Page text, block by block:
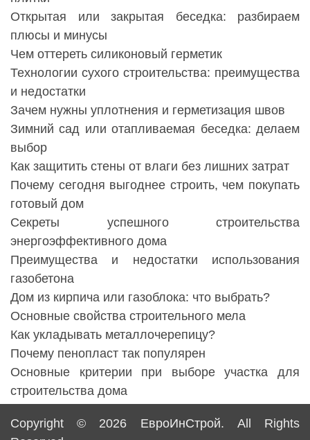
Открытая или закрытая беседка: разбираем
плюсы и минусы
Чем оттереть силиконовый герметик
Технологии сухого строительства: преимущества
и недостатки
Зачем нужны уплотнения и герметизация швов
Зимний сад или отапливаемая беседка: делаем
выбор
Как защитить стены от влаги без лишних затрат
Почему сегодня выгоднее строить, чем покупать
готовый дом
Секреты успешного строительства
энергоэффективного дома
Преимущества и недостатки использования
газобетона
Дом из кирпича или газоблока: что выбрать?
Основные свойства строительного мела
Как укладывать металлочерепицу?
Почему пенопласт так популярен
Основные критерии при выборе участка для
строительства дома
Copyright © 2026 ЕвроИнСтрой. All Rights